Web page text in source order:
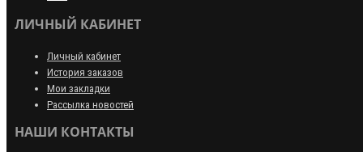
ЛИЧНЫЙ КАБИНЕТ
Личный кабинет
История заказов
Мои закладки
Рассылка новостей
НАШИ КОНТАКТЫ